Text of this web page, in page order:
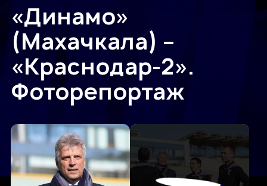
«Динамо»
(Махачкала) –
«Краснодар-2».
Фоторепортаж